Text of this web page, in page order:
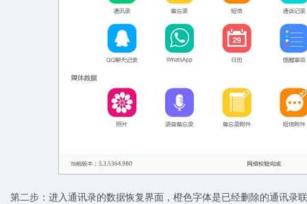
第二步：进入通讯录的数据恢复界面，橙色字体是已经删除的通讯录